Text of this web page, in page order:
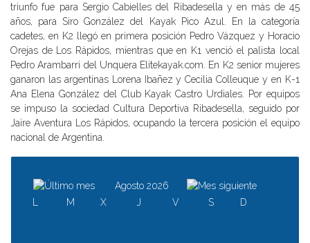
triunfo fue para Sergio Cabielles del Ribadesella y en más de 45
años, para Siro González del Kayak Pico Azul. En la categoría
cadetes, en K2 llegó en primera posición Pedro Vázquez y Horacio
Orejas de Los Rápidos, mientras que en K1 venció el palista local
Pedro Arambarri del Unquera Elitekayak.com. En K2 senior mujeres
ganaron las argentinas Lorena Ibañez y Cecilia Colleuque y en K-1
Ana Elena González del Club Kayak Castro Urdiales. Por equipos
se impuso la sociedad Cultura Deportiva Ribadesella, seguido por
Jaire Aventura Los Rápidos, ocupando la tercera posición el equipo
nacional de Argentina.
Agosto 2026
M X J V S
D